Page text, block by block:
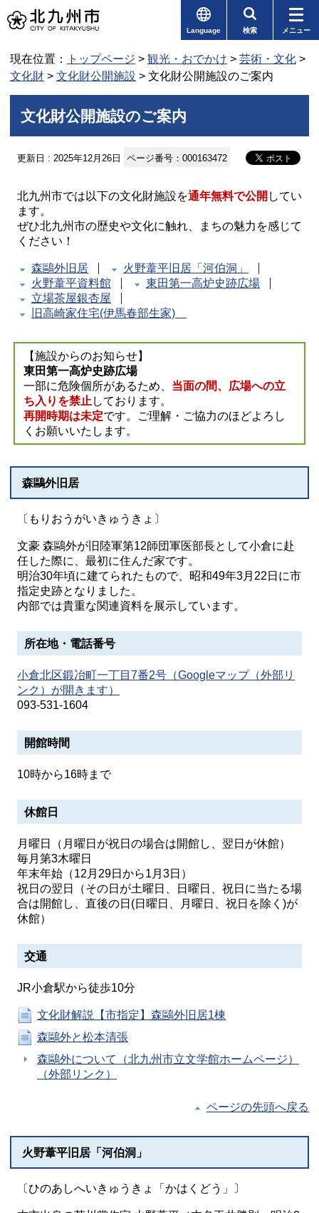
Language 検索 メニュー
現在位置： トップページ > 観光・おでかけ > 芸術・文化 >
文化財 > 文化財公開施設 > 文化財公開施設のご案内
文化財公開施設のご案内
更新日 : 2025年12月26日 ページ番号：000163472
北九州市では以下の文化財施設を通年無料で公開 してい
ます。
ぜひ北九州市の歴史や文化に触れ、まちの魅力を感じて
ください！
森鷗外旧居
火野葦平旧居「河伯洞」
火野葦平資料館
東田第一高炉史跡広場
立場茶屋銀杏屋
旧高崎家住宅(伊馬春部生家)
【施設からのお知らせ】
東田第一高炉史跡広場
一部に危険個所があるため、 当面の間、広場への立
ち入りを禁止 しております。
再開時期は未定です。ご理解・ご協力のほどよろし
くお願いいたします。
森鷗外旧居
〔もりおうがいきゅうきょ〕
文豪 森鷗外が旧陸軍第12師団軍医部長として小倉に赴
任した際に、最初に住んだ家です。
明治30年頃に建てられたもので、昭和49年3月22日に市
指定史跡となりました。
内部では貴重な関連資料を展示しています。
所在地・電話番号
小倉北区鍛冶町一丁目7番2号（Googleマップ（外部リ
ンク）が開きます）
093-531-1604
開館時間
10時から16時まで
休館日
月曜日（月曜日が祝日の場合は開館し、翌日が休館）
毎月第3木曜日
年末年始（12月29日から1月3日）
祝日の翌日（その日が土曜日、日曜日、祝日に当たる場
合は開館し、直後の日(日曜日、月曜日、祝日を除く)が
休館）
交通
JR小倉駅から徒歩10分
文化財解説【市指定】森鷗外旧居1棟
森鷗外と松本清張
森鷗外について（北九州市立文学館ホームページ）
（外部リンク）
ページの先頭へ戻る
火野葦平旧居「河伯洞」
〔ひのあしへいきゅうきょ「かはくどう」〕